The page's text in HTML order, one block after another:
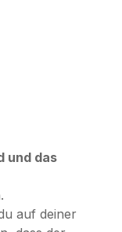
und das
auf deiner